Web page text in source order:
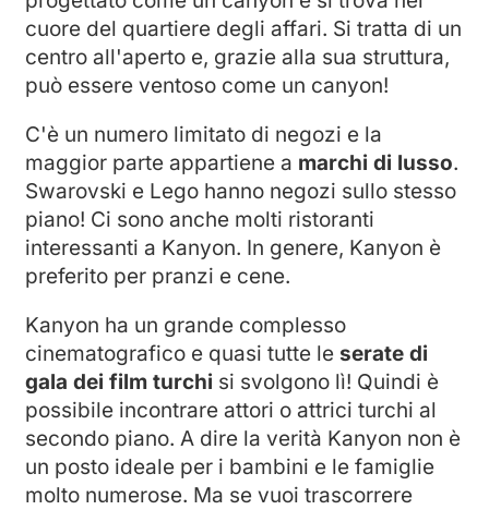
cuore del quartiere degli affari. Si tratta di un
centro all'aperto e, grazie alla sua struttura,
può essere ventoso come un canyon!
C'è un numero limitato di negozi e la
maggior parte appartiene a marchi di lusso.
Swarovski e Lego hanno negozi sullo stesso
piano! Ci sono anche molti ristoranti
interessanti a Kanyon. In genere, Kanyon è
preferito per pranzi e cene.
Kanyon ha un grande complesso
cinematografico e quasi tutte le serate di
gala dei film turchi si svolgono lì! Quindi è
possibile incontrare attori o attrici turchi al
secondo piano. A dire la verità Kanyon non è
un posto ideale per i bambini e le famiglie
molto numerose. Ma se vuoi trascorrere